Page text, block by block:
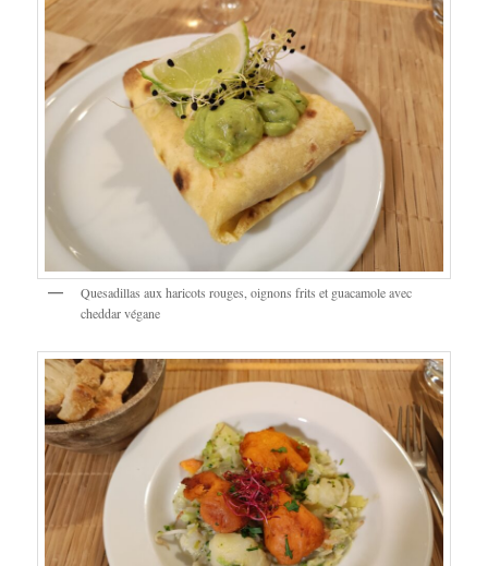
Quesadillas aux haricots rouges, oignons frits et guacamole avec
cheddar végane